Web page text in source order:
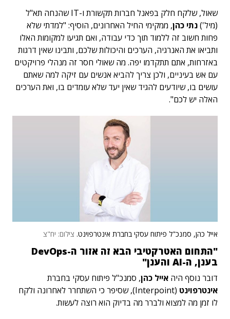
שאול, שלקח חלק בפאנל חברות תקשורת ו-IT שהנחה תא"ל
(מיל')נתי כהן, ממקימי החיל האחרונים, הוסיף: "למדתי שלא
פחות חשוב זה ללמוד תוך כדי עבודה, ואם תגיעו למקומות האלו
ותביאו את האנרגיה, הערכים והיכולות שלכם, ותבינו שאין דרגות
באזרחות, אתם תתקדמו יפה. מה שאולי חסר זה מנהלי פרויקטים
עם אש בעיניים, ולכן צריך להביא אנשים עם זיקה למה שאתם
עושים בו, שיודעים להגיד שאין יעד שלא עומדים בו, ואת הערכים
האלה יש לכם".
אייל כהן, סמנכ"ל פיתוח עסקי בחברת אינטרפוינט. צילום: יח"צ
"התחום האטרקטיבי הבא זה אזור ה-DevOps
בענן, ה-AI והענן"
דובר נוסף היה אייל כהן, סמנכ"ל פיתוח עסקי בחברת
אינטרפוינט
(Interpoint), שסיפר כי השתחרר לאחרונה ולקח
לו זמן מה למצוא ולברר מה בדיוק הוא רוצה לעשות.